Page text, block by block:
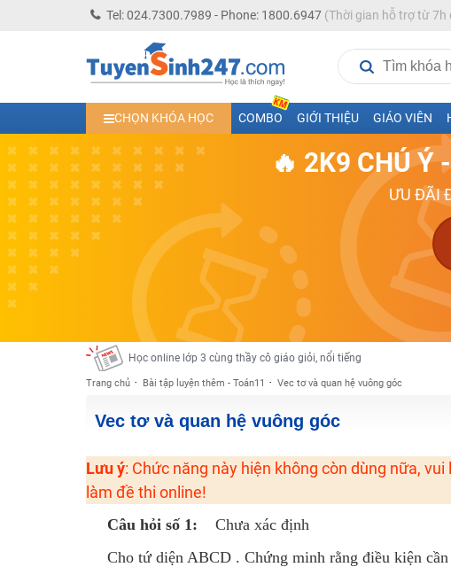
Tel: 024.7300.7989 - Phone: 1800.6947(Thời gian hỗ trợ từ 7h
CHỌN KHÓA HỌC COMBO GIỚI THIỆU GIÁO VIÊN
🔥 2K9 CHÚ Ý
ƯU ĐÃI
Học trực tuyến lớp 10 các môn Toán - Lý - Hóa - Văn - Anh- Sinh-
Học online trực tuyến cấp Tiểu học và THCS năm học 2026-2027
Học online lớp 5 cùng thầy cô giáo giỏi, nổi tiếng
Học online lớp 7 cùng thầy cô giáo giỏi
Học online lớp 6 cùng thầy cô giỏi, nổi tiếng
Học online lớp 8 cùng thầy cô giáo giỏi
2K13! Bứt Phá Lớp 5 Năm Học 2023 - 2024
Học online lớp 4 cùng thầy cô giáo giỏi, nổi tiếng
Học online lớp 3 cùng thầy cô giáo giỏi, nổi tiếng
Học online lớp 2 với thầy cô giáo giỏi, nổi tiếng
2K6! Lộ Trình Sun 2024 - Ba bước luyện thi TN THPT - ĐH ít nhất 25
Khuyến Mãi Khoá Học 1K Chỉ Từ 11-13/09/2024
Đồng giá khóa học 499K - 399K (13/11-15/11)
Khai giảng các khóa lớp 9 Toán - Lý - Hóa - Văn - Anh năm 2018
Khai giảng khóa Ngữ văn 7 - xây nền vững chắc cho tương lai!
Trang chủ Bài tập luyện thêm - Toán11 Vec tơ và quan hệ vuông góc
Vec tơ và quan hệ vuông góc
Lưu ý: Chức năng này hiện không còn dùng nữa,
làm đề thi online!
Câu hỏi số 1:
Chưa xác định
Cho tứ diện ABCD . Chứng minh rằng điều kiện